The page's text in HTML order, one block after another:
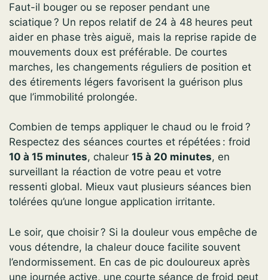
Faut-il bouger ou se reposer pendant une
sciatique ? Un repos relatif de 24 à 48 heures peut
aider en phase très aiguë, mais la reprise rapide de
mouvements doux est préférable. De courtes
marches, les changements réguliers de position et
des étirements légers favorisent la guérison plus
que l’immobilité prolongée.
Combien de temps appliquer le chaud ou le froid ?
Respectez des séances courtes et répétées : froid
10 à 15 minutes, chaleur 15 à 20 minutes, en
surveillant la réaction de votre peau et votre
ressenti global. Mieux vaut plusieurs séances bien
tolérées qu’une longue application irritante.
Le soir, que choisir ? Si la douleur vous empêche de
vous détendre, la chaleur douce facilite souvent
l’endormissement. En cas de pic douloureux après
une journée active, une courte séance de froid peut